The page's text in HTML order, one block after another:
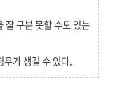
구분 못할 수도 있는
가 생길 수 있다.